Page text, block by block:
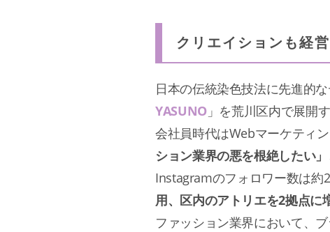
クリエイションも経
日本の伝統染色技法に先進的
YASUNO」を荒川区内で展開
会社員時代はWebマーケティ
ション業界の悪を根絶したい」
Instagramのフォロワー数は約2
用、区内のアトリエを2拠点に
ファッション業界において、